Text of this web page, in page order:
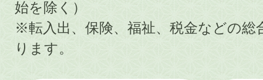
始を除く）
※転入出、保険、福祉、税金などの総
ります。